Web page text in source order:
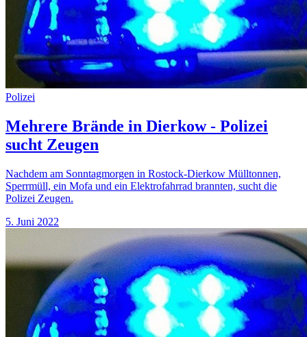
Polizei
Mehrere Brände in Dierkow - Polizei
sucht Zeugen
Nachdem am Sonntagmorgen in Rostock-Dierkow Mülltonnen,
Sperrmüll, ein Mofa und ein Elektrofahrrad brannten, sucht die
Polizei Zeugen.
5. Juni 2022